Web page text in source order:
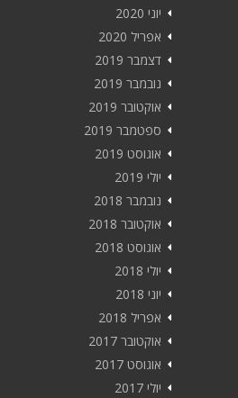
יוני 2020
אפריל 2020
דצמבר 2019
נובמבר 2019
אוקטובר 2019
ספטמבר 2019
אוגוסט 2019
יולי 2019
נובמבר 2018
אוקטובר 2018
אוגוסט 2018
יולי 2018
יוני 2018
אפריל 2018
אוקטובר 2017
אוגוסט 2017
יולי 2017